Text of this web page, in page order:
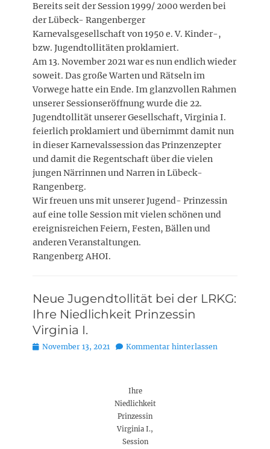
Bereits seit der Session 1999/ 2000 werden bei
der Lübeck- Rangenberger
Karnevalsgesellschaft von 1950 e. V. Kinder-,
bzw. Jugendtollitäten proklamiert.
Am 13. November 2021 war es nun endlich wieder
soweit. Das große Warten und Rätseln im
Vorwege hatte ein Ende. Im glanzvollen Rahmen
unserer Sessionseröffnung wurde die 22.
Jugendtollität unserer Gesellschaft, Virginia I.
feierlich proklamiert und übernimmt damit nun
in dieser Karnevalssession das Prinzenzepter
und damit die Regentschaft über die vielen
jungen Närrinnen und Narren in Lübeck-
Rangenberg.
Wir freuen uns mit unserer Jugend- Prinzessin
auf eine tolle Session mit vielen schönen und
ereignisreichen Feiern, Festen, Bällen und
anderen Veranstaltungen.
Rangenberg AHOI.
Neue Jugendtollität bei der LRKG:
Ihre Niedlichkeit Prinzessin
Virginia I.
Posted
November 13, 2021 Kommentar hinterlassen
Ihre
Niedlichkeit
Prinzessin
Virginia I.,
Session